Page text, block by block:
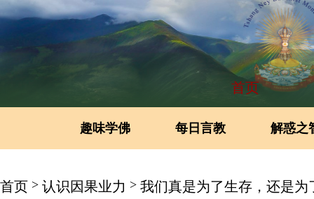
首页
趣味学佛 每日言教 解惑之
首页 > 认识因果业力 > 我们真是为了生存，还是